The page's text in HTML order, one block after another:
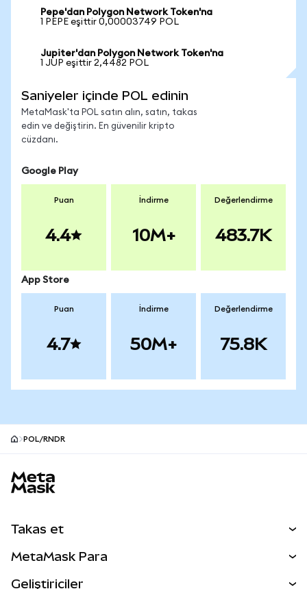
Pepe'dan Polygon Network Token'na
1 PEPE eşittir 0,00003749 POL
Jupiter'dan Polygon Network Token'na
1 JUP eşittir 2,4482 POL
Saniyeler içinde POL edinin
MetaMask'ta POL satın alın, satın, takas
edin ve değiştirin. En güvenilir kripto
cüzdanı.
Google Play
Puan
4.4
İndirme
10M+
Değerlendirme
483.7K
App Store
Puan
4.7
İndirme
50M+
Değerlendirme
75.8K
POL/RNDR
Takas et
MetaMask Para
Geliştiriciler